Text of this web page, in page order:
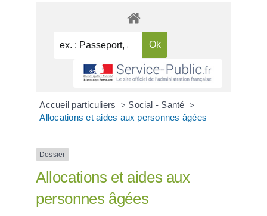
Accueil particuliers > Social - Santé >
Allocations et aides aux personnes âgées
Dossier
Allocations et aides aux
personnes âgées